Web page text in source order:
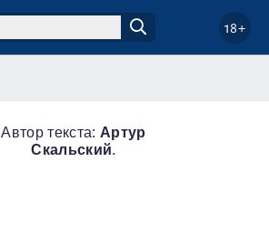
18+
Автор текста: Артур
Скальский.